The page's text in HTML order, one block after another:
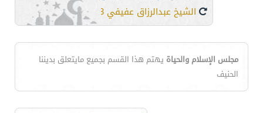
الشيخ عبدالرزاق عفيفي 1323هـ ــ 1415هـ
مجلس الإسلام والحياة يهتم هذا القسم بجميع مايتعلق بديننا
الحنيف